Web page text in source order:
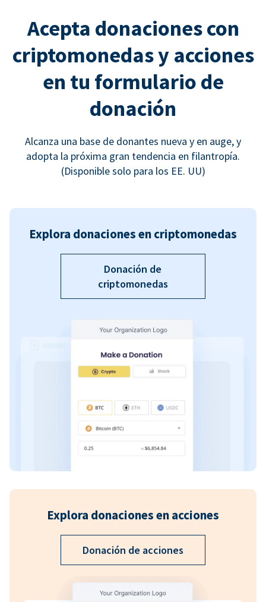
Acepta donaciones con
criptomonedas y acciones
en tu formulario de
donación
Alcanza una base de donantes nueva y en auge, y
adopta la próxima gran tendencia en filantropía.
(Disponible solo para los EE. UU)
Explora donaciones en criptomonedas
Donación de
criptomonedas
Explora donaciones en acciones
Donación de acciones